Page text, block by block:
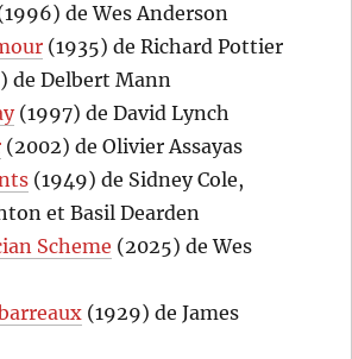
de Wes Anderson
(1935) de Richard Pottier
de Delbert Mann
(1997) de David Lynch
(2002) de Olivier Assayas
(1949) de Sidney Cole,
et Basil Dearden
Scheme (2025) de Wes
(1929) de James